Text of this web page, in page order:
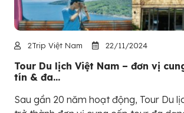
2Trip Việt Nam 22/11/2024
Tour Du lịch Việt Nam – đơn vị
tín & đa...
Sau gần 20 năm hoạt động, Tour Du